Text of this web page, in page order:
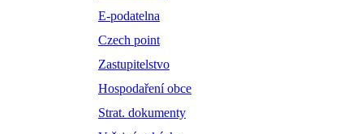
E-podatelna
Czech point
Zastupitelstvo
Hospodaření obce
Strat. dokumenty